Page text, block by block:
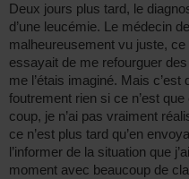
Deux jours plus tard, le
d’une leucémie. Le médecin
malheureusement vu juste, ce
essayait de me refourguer
me l’étais imaginé. Mais
foutrement rien si ce n’est
coup, je n’ai pas vraiment
ce n’est plus tard qu’en
l’informer de la situation que
moment avec beaucoup de